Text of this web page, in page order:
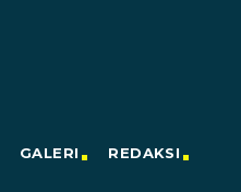
GALERI REDAKSI